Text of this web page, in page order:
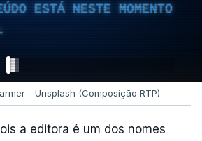
ESTÁ NESTE MOMENTO
- Unsplash (Composição RTP)
a editora é um dos nomes